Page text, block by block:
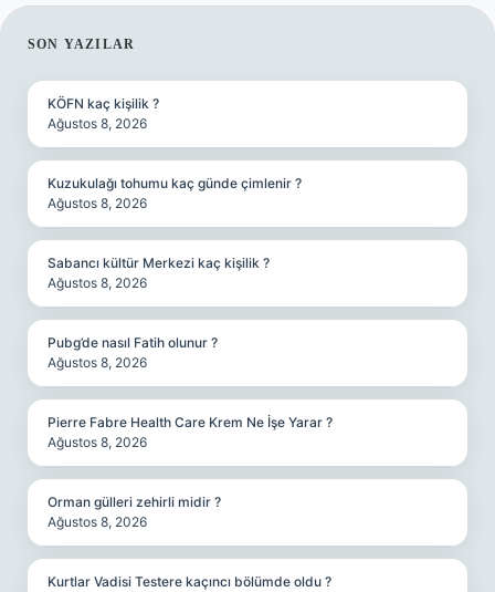
SIDEBAR
SON YAZILAR
KÖFN kaç kişilik ?
Ağustos 8, 2026
Kuzukulağı tohumu kaç günde çimlenir ?
Ağustos 8, 2026
Sabancı kültür Merkezi kaç kişilik ?
Ağustos 8, 2026
Pubg’de nasıl Fatih olunur ?
Ağustos 8, 2026
Pierre Fabre Health Care Krem Ne İşe Yarar ?
Ağustos 8, 2026
Orman gülleri zehirli midir ?
Ağustos 8, 2026
Kurtlar Vadisi Testere kaçıncı bölümde oldu ?